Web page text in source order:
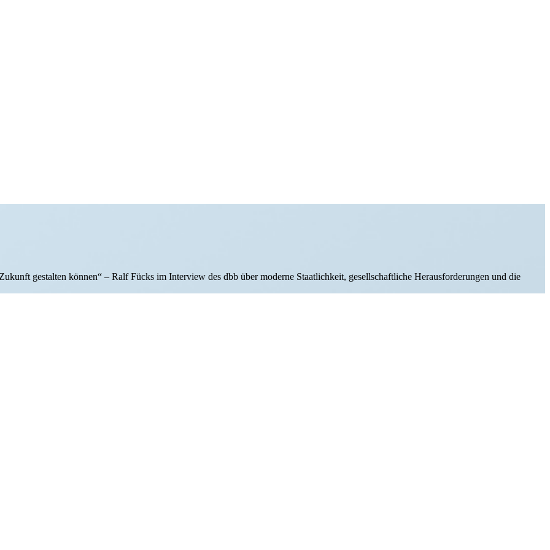
gestalten können“ – Ralf Fücks im Interview des dbb über moderne Staat­lichkeit, gesell­schaft­liche Heraus­for­de­rungen und die